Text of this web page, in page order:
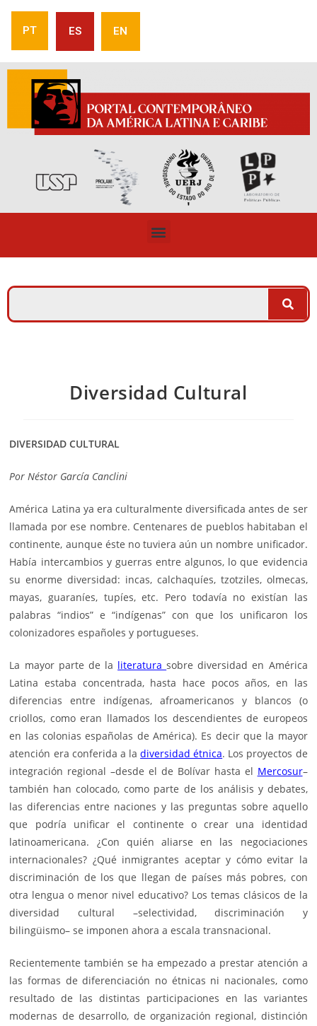
PT ES EN
Diversidad Cultural
DIVERSIDAD CULTURAL
PorNéstor García Canclini
América Latina ya era culturalmente diversificada antes de ser
llamada por ese nombre. Centenares de pueblos habitaban el
continente, aunque éste no tuviera aún un nombre unificador.
Había intercambios y guerras entre algunos, lo que evidencia
su enorme diversidad: incas, calchaquíes, tzotziles, olmecas,
mayas, guaraníes, tupíes, etc. Pero todavía no existían las
palabras “indios” e “indígenas” con que los unificaron los
colonizadores españoles y portugueses.
La mayor parte de la literaturasobre diversidad en América
Latina estaba concentrada, hasta hace pocos años, en las
diferencias entre indígenas, afroamericanos y blancos (o
criollos, como eran llamados los descendientes de europeos
en las colonias españolas de América). Es decir que la mayor
atención era conferida a ladiversidad étnica. Los proyectos de
integración regional –desde el de Bolívar hasta el Mercosur–
también han colocado, como parte de los análisis y debates,
las diferencias entre naciones y las preguntas sobre aquello
que podría unificar el continente o crear una identidad
latinoamericana. ¿Con quién aliarse en las negociaciones
internacionales? ¿Qué inmigrantes aceptar y cómo evitar la
discriminación de los que llegan de países más pobres, con
otra lengua o menor nivel educativo? Los temas clásicos de la
diversidad cultural –selectividad, discriminación y
bilingüismo– se imponen ahora a escala transnacional.
Recientemente también se ha empezado a prestar atención a
las formas de diferenciación no étnicas ni nacionales, como
resultado de las distintas participaciones en las variantes
modernas de desarrollo, de organización regional, distinción